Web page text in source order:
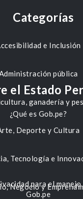
Categorías
e Inclusión
pública
ganadería y
Deporte y Cultura
Tecnología e
Negocio y
el Estado
¿Qué es Gob.pe?
para el manejo
Gob.pe